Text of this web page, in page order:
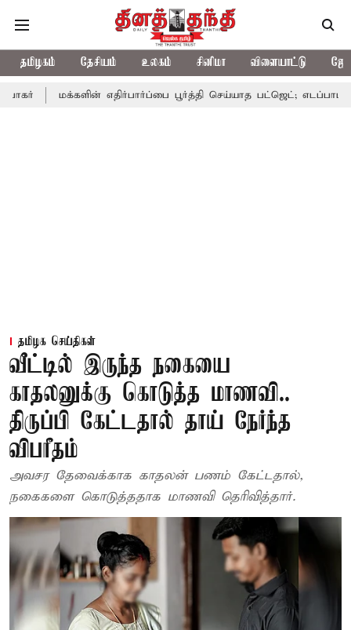
தமிழகம் தேசியம் உலகம் சினிமா விளையாட்டு
எதிர்பார்ப்பை பூர்த்தி செய்யாத பட்ஜெட்; எடப்பாடி பழனிசாமி
தமிழக செய்திகள்
வீட்டில் இருந்த நகையை
காதலனுக்கு கொடுத்த மாணவி..
திருப்பி கேட்டதால் தாய் நேர்ந்த
விபரீதம்
அவசர தேவைக்காக காதலன் பணம் கேட்டதால்,
நகைகளை கொடுத்ததாக மாணவி தெரிவித்தார்.